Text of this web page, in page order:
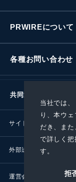
当社では、
り、本ウ
だき、ま
で詳しく把
す。
拒
PRWIREについて
各種お問い合わせ
共同通信社グループ
サイトポリシー
外部送信ポリシー
運営会社